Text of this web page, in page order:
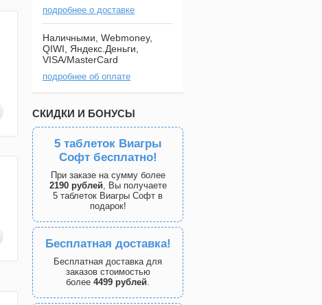
подробнее о доставке
Наличными, Webmoney,
QIWI, Яндекс.Деньги,
VISA/MasterCard
подробнее об оплате
СКИДКИ И БОНУСЫ
5 таблеток Виагры
Софт бесплатно!
При заказе на сумму более
2190 рублей, Вы получаете
5 таблеток Виагры Софт в
подарок!
Бесплатная доставка!
Бесплатная доставка для
заказов стоимостью
более 4499 рублей.